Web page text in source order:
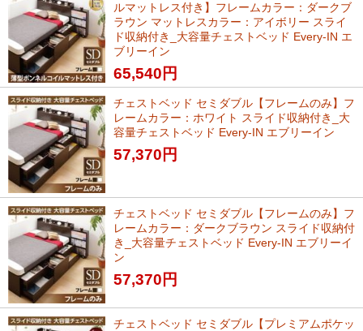
ルマットレス付き】フレームカラー：ダークブ
ラウン マットレスカラー：アイボリー スライ
ド収納付き_大容量チェストベッド Every-IN エ
ブリーイン
65,540 円
チェストベッド セミダブル【フレームのみ】フ
レームカラー：ホワイト スライド収納付き_大
容量チェストベッド Every-IN エブリーイン
57,370 円
チェストベッド セミダブル【フレームのみ】フ
レームカラー：ダークブラウン スライド収納付
き_大容量チェストベッド Every-IN エブリーイ
ン
57,370 円
チェストベッド セミダブル【プレミアムポケッ